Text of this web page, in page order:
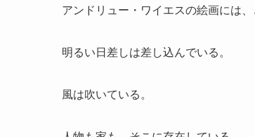
アンドリュー・ワイエスの絵画には
明るい日差しは差し込んでいる。
風は吹いている。